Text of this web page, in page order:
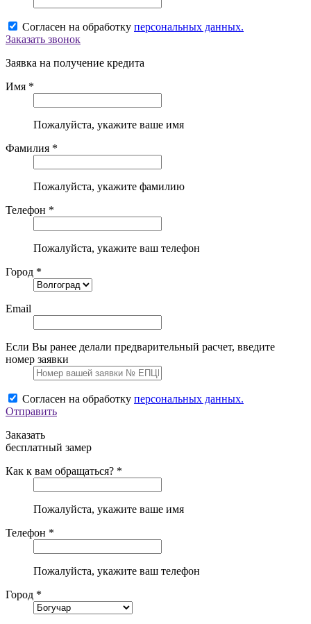
Согласен на обработку персональных данных.
Заказать звонок
Заявка на получение кредита
Имя *
Пожалуйста, укажите ваше имя
Фамилия *
Пожалуйста, укажите фамилию
Телефон *
Пожалуйста, укажите ваш телефон
Город *
Email
Если Вы ранее делали предварительный расчет, введите
номер заявки
Согласен на обработку персональных данных.
Отправить
Заказать
бесплатный замер
Как к вам обращаться? *
Пожалуйста, укажите ваше имя
Телефон *
Пожалуйста, укажите ваш телефон
Город *